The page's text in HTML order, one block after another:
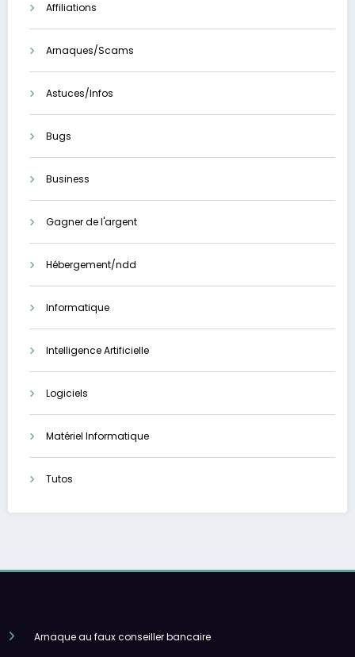
Affiliations
Arnaques/Scams
Astuces/Infos
Bugs
Business
Gagner de l'argent
Hébergement/ndd
Informatique
Intelligence Artificielle
Logiciels
Matériel Informatique
Tutos
Arnaque au faux conseiller bancaire